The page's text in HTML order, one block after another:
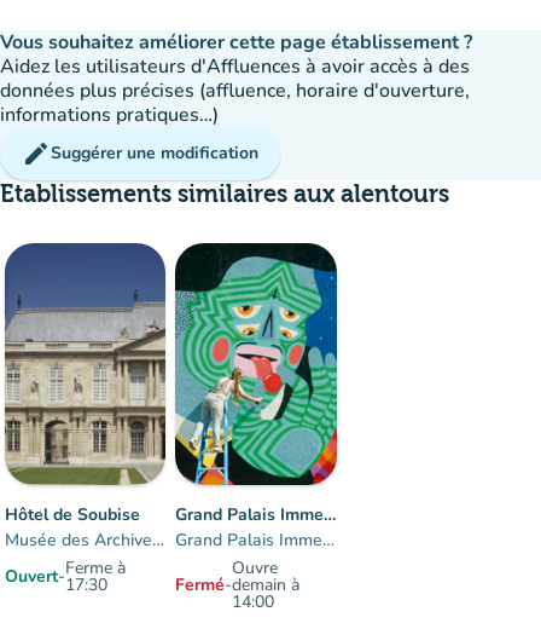
Vous souhaitez améliorer cette page établissement ?
Aidez les utilisateurs d'Affluences à avoir accès à des
données plus précises (affluence, horaire d'ouverture,
informations pratiques…)
editSuggérer une modification
Etablissements similaires aux alentours
Hôtel de Soubise
Musée des Archives nationales
Ouvert-Ferme à
17:30
Grand Palais Immersif
Grand Palais Immersif
Fermé-
Ouvre
demain à
14:00